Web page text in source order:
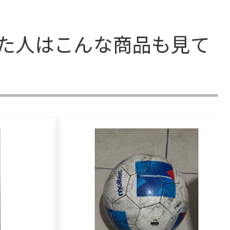
人はこんな商品も見て